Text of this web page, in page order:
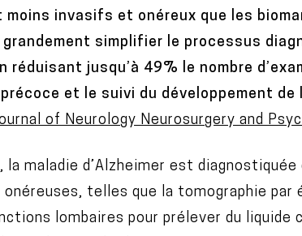
moins invasifs et onéreux que les
simplifier le processus
réduisant jusqu’à 49% le nombre
et le suivi du développement
of Neurology Neurosurgery and
la maladie d’Alzheimer est
onéreuses, telles que la tomographie
lombaires pour prélever du